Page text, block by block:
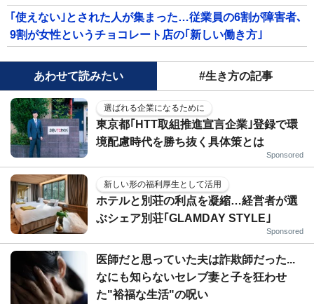
｢使えない｣とされた人が集まった…従業員の6割が障害者､
9割が女性というチョコレート店の｢新しい働き方｣
あわせて読みたい #生き方の記事
選ばれる企業になるために
東京都｢HTT取組推進宣言企業｣登録で環
境配慮時代を勝ち抜く具体策とは
Sponsored
新しい形の福利厚生として活用
ホテルと別荘の利点を凝縮…経営者が選
ぶシェア別荘｢GLAMDAY STYLE｣
Sponsored
医師だと思っていた夫は詐欺師だった...
なにも知らないセレブ妻と子を狂わせ
た"裕福な生活"の呪い